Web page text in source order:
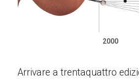
2000
Arrivare a trentaquattro